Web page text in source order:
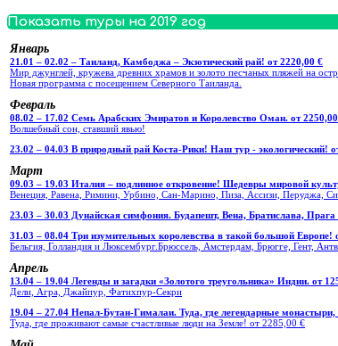
Показать туры на 2019 год
Январь
21.01 – 02.02 – Таиланд, Камбоджа – Экзотический рай! от 2220,00 €
Мир джунглей, кружева древних храмов и золото песчаных пляжей на
Новая программа с посещением Северного Таиланда.
Февраль
08.02 – 17.02 Семь Арабских Эмиратов и Королевство Оман. от
Волшебный сон, ставший явью!
23.02 – 04.03 В природный рай Коста-Рики! Наш тур - экологический!
Март
09.03 – 19.03 Италия – подлинное откровение! Шедевры мировой
Венеция, Равена, Римини, Урбино, Сан-Марино, Пиза, Ассизи, Перуджа,
23.03 – 30.03 Дунайская симфония. Будапешт, Вена, Братислава, Прага
31.03 – 08.04 Три изумительных королевства в такой большой Европе!
Бельгия, Голландия и Люксембург.Брюссель, Амстердам, Брюгге, Гент,
Апрель
13.04 – 19.04 Легенды и загадки «Золотого треугольника» Индии. от
Дели, Агра, Джайпур, Фатихпур-Секри
19.04 – 27.04 Непал-Бутан-Гималаи. Туда, где легендарные
Туда, где проживают самые счастливые люди на Земле! от 2285,00 €